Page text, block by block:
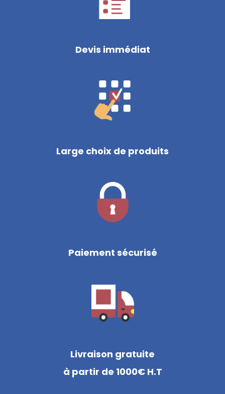
Devis immédiat
Large choix de produits
Paiement sécurisé
Livraison gratuite
à partir de 1000€ H.T